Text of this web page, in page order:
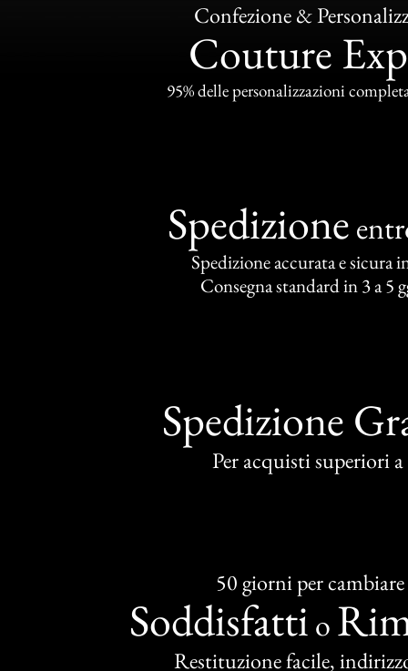
Confezione &
Couture
95% delle personalizzazioni
Spedizione
Spedizione accurata e sicura
Consegna standard in 3 a 5
Spedizione
Per acquisti superiori
50 giorni per cambiare
Soddisfatti o
Restituzione facile,